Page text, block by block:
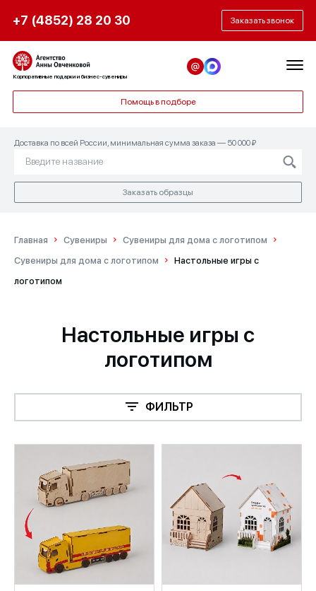
+7 (4852) 28 20 30 Заказать звонок
Корпоративные подарки и бизнес-сувениры
Помощь в подборе
Доставка по всей России, минимальная сумма заказа — 50 000 ₽
Заказать образцы
Главная Сувениры
Сувениры для дома с логотипом
Сувениры для дома с логотипом
Настольные игры с
логотипом
Настольные игры с
логотипом
ФИЛЬТР